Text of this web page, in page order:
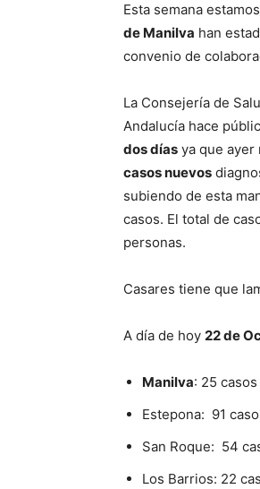
Esta semana
de Manilva han
convenio de
La Consejería de
Andalucía hace
dos días ya que ayer
casos nuevos
subiendo de esta
casos. El total de
personas.
Casares tiene que
A día de hoy 22 de
Manilva: 25
Estepona: 91
San Roque: 54
Los Barrios: 22